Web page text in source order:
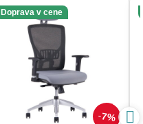
7%
Doprava v cene